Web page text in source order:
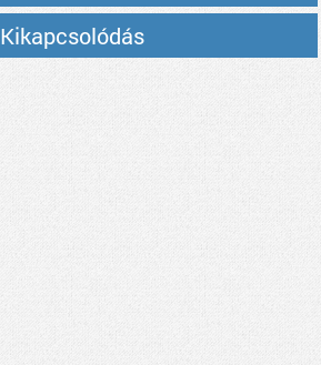
Kikapcsolódás